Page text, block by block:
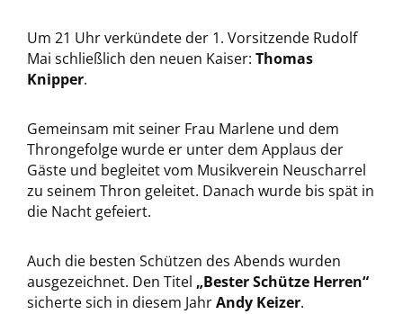
Um 21 Uhr verkündete der 1. Vorsitzende Rudolf
Mai schließlich den neuen Kaiser: Thomas
Knipper.
Gemeinsam mit seiner Frau Marlene und dem
Throngefolge wurde er unter dem Applaus der
Gäste und begleitet vom Musikverein Neuscharrel
zu seinem Thron geleitet. Danach wurde bis spät in
die Nacht gefeiert.
Auch die besten Schützen des Abends wurden
ausgezeichnet. Den Titel „Bester Schütze Herren“
sicherte sich in diesem JahrAndy Keizer.